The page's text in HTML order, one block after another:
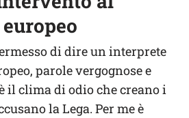
di dire un interprete
parole vergognose e
il clima di odio che creano i
la Lega. Per me è